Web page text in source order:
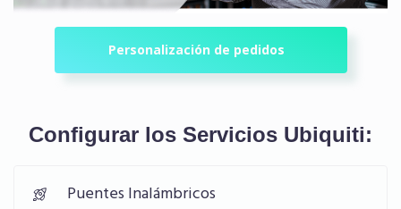
Personalización de pedidos
Configurar los Servicios Ubiquiti:
Puentes Inalámbricos